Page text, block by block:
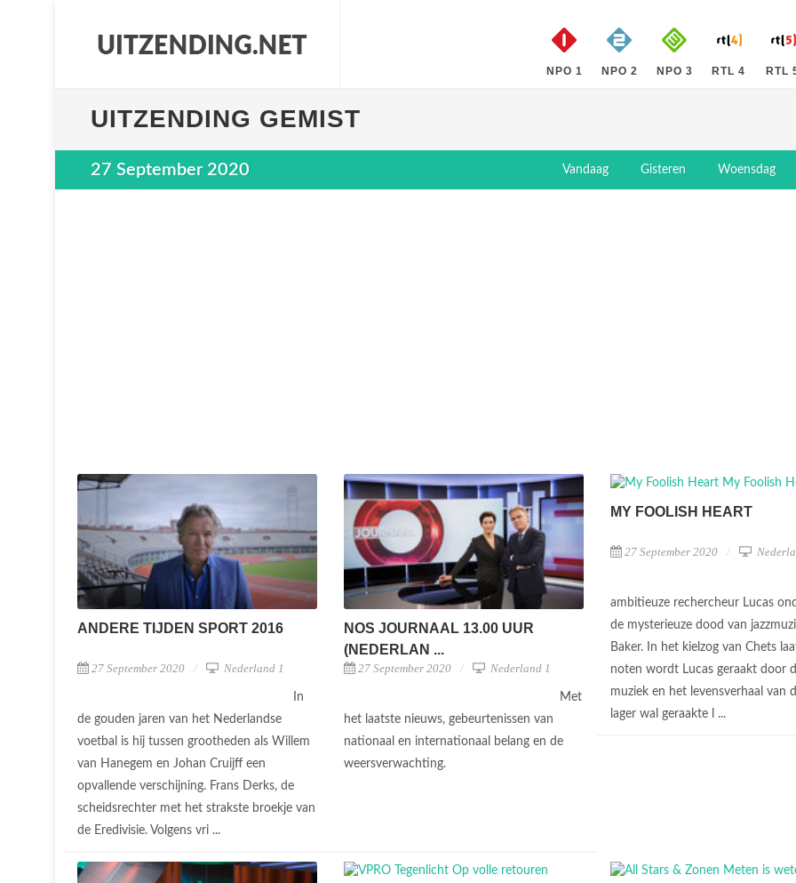
NPO 1 NPO 2 NPO 3 RTL 4 RTL
UITZENDING GEMIST
27 September 2020 Vandaag Gisteren Woensdag
ANDERE TIJDEN SPORT 2016
27 September 2020 Nederland 1
In
de gouden jaren van het Nederlandse
voetbal is hij tussen grootheden als Willem
van Hanegem en Johan Cruijff een
opvallende verschijning. Frans Derks, de
scheidsrechter met het strakste broekje van
de Eredivisie. Volgens vri ...
NOS JOURNAAL 13.00 UUR
(NEDERLAN ...
27 September 2020 Nederland 1
Met
het laatste nieuws, gebeurtenissen van
nationaal en internationaal belang en de
weersverwachting.
MY FOOLISH HEART
27 September 2020
ambitieuze rechercheur Lucas
de mysterieuze dood van
Baker. In het kielzog van Chets
noten wordt Lucas geraakt door
muziek en het levensverhaal van
lager wal geraakte l ...